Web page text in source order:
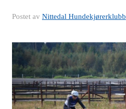
Postet av Nittedal Hundekjørerklubb